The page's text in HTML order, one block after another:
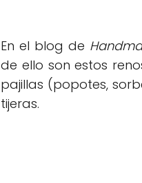
En el blog de
de ello son estos
pajillas (popotes,
tijeras.